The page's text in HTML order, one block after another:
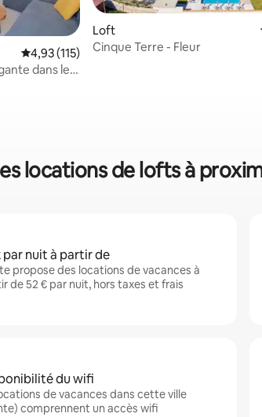
: 4,97 sur 5
Évaluation moyenne sur la base de 115
4,93 (115)
dans le
Loft
Cinque Terre - Fleur
locations de lofts à
par nuit à partir de
propose des locations de vacances à
de 52 € par nuit, hors taxes et frais
du wifi
de vacances dans cette ville
comprennent un accès wifi